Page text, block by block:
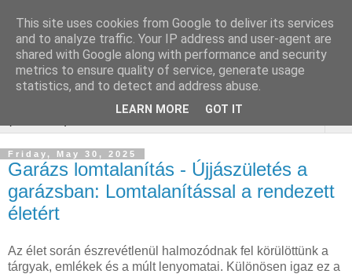
Keresőoptimalizálás :
gépjármű felmérés
Friday, May 30, 2025
Garázs lomtalanítás - Újjászületés a
garázsban: Lomtalanítással a rendezett
életért
Az élet során észrevétlenül halmozódnak fel körülöttünk a
tárgyak, emlékek és a múlt lenyomatai. Különösen igaz ez a
This site uses cookies from Google to deliver its services
and to analyze traffic. Your IP address and user-agent are
shared with Google along with performance and security
metrics to ensure quality of service, generate usage
statistics, and to detect and address abuse.
LEARN MORE GOT IT